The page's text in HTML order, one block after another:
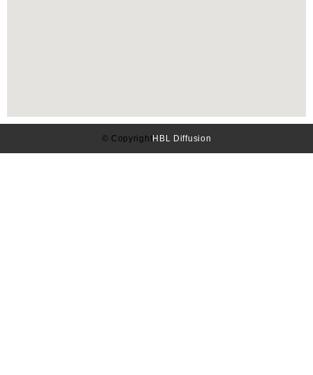
© CopyrightHBL Diffusion